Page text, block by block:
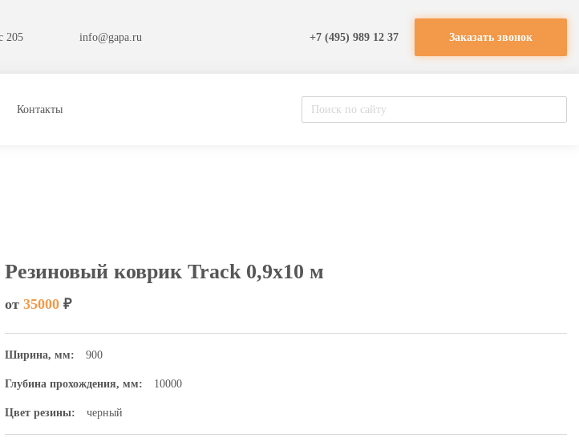
205 info@gapa.ru +7 (495) 989 12 37 Заказать звонок
Контакты
Резиновый коврик Track 0,9х10 м
от 35000 ₽
Ширина, мм: 900
Глубина прохождения, мм: 10000
Цвет резины: черный